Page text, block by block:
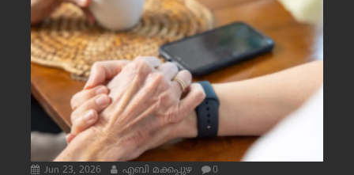
Jun 23, 2026 എബി മക്കപ്പുഴ 0